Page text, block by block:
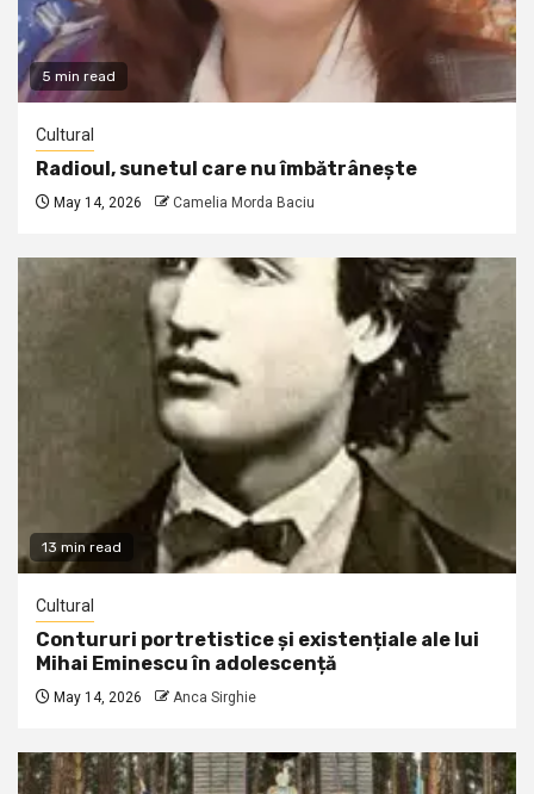
5 min read
Cultural
Radioul, sunetul care nu îmbătrânește
May 14, 2026 Camelia Morda Baciu
13 min read
Cultural
Contururi portretistice și existențiale ale lui
Mihai Eminescu în adolescență
May 14, 2026 Anca Sirghie